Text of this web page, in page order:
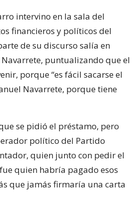
intervino en la sala del
financieros y políticos del
de su discurso salía en
puntualizando que el
porque “es fácil sacarse el
Navarrete, porque tiene
se pidió el préstamo, pero
político del Partido
quien junto con pedir el
quien habría pagado esos
que jamás firmaría una carta